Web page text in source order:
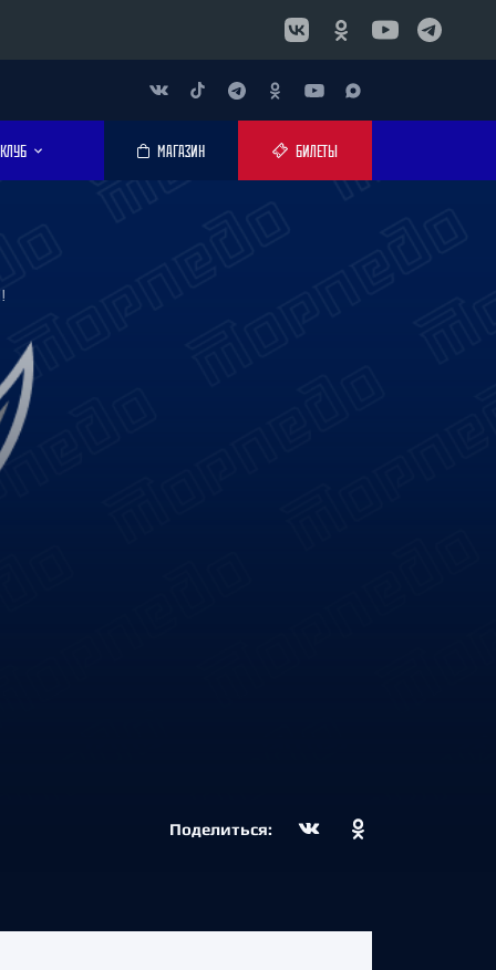
КЛУБ МАГАЗИН БИЛЕТЫ
Поделиться: